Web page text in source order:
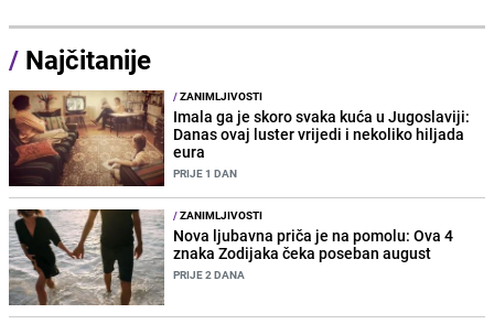
/ Najčitanije
/ZANIMLJIVOSTI
Imala ga je skoro svaka kuća u Jugoslaviji:
Danas ovaj luster vrijedi i nekoliko hiljada
eura
PRIJE 1 DAN
/ZANIMLJIVOSTI
Nova ljubavna priča je na pomolu: Ova 4
znaka Zodijaka čeka poseban august
PRIJE 2 DANA